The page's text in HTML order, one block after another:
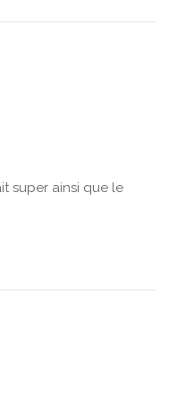
super ainsi que le